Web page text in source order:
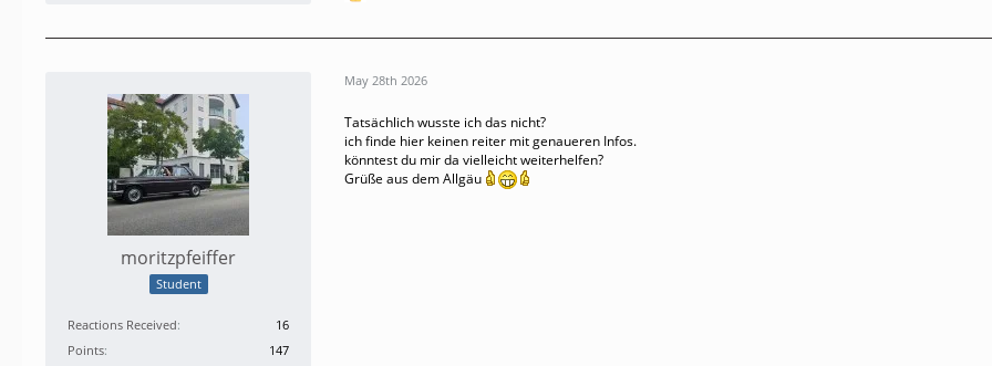
moritzpfeiffer
Student
Reactions Received
16
Points
147
May 28th 2026
Tatsächlich wusste ich das nicht?
ich finde hier keinen reiter mit genaueren Infos.
könntest du mir da vielleicht weiterhelfen?
Grüße aus dem Allgäu